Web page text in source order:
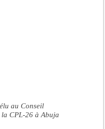
au Conseil
CPL-26 à Abuja